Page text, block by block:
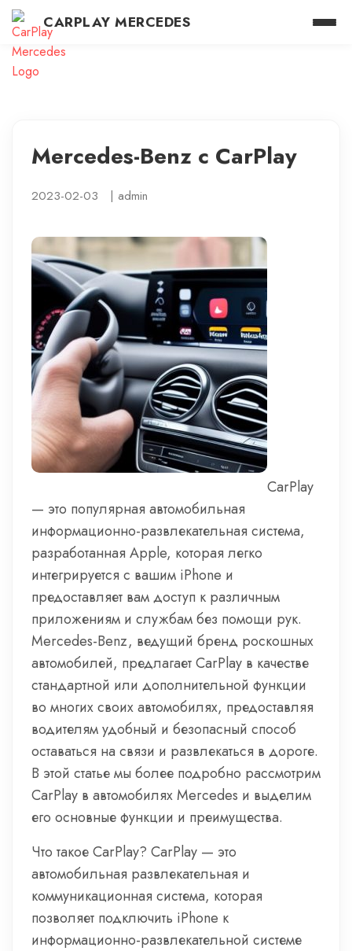
CARPLAY MERCEDES
Mercedes-Benz с CarPlay
2023-02-03 | admin
CarPlay
— это популярная автомобильная
информационно-развлекательная система,
разработанная Apple, которая легко
интегрируется с вашим iPhone и
предоставляет вам доступ к различным
приложениям и службам без помощи рук.
Mercedes-Benz, ведущий бренд роскошных
автомобилей, предлагает CarPlay в качестве
стандартной или дополнительной функции
во многих своих автомобилях, предоставляя
водителям удобный и безопасный способ
оставаться на связи и развлекаться в дороге.
В этой статье мы более подробно рассмотрим
CarPlay в автомобилях Mercedes и выделим
его основные функции и преимущества.
Что такое CarPlay? CarPlay — это
автомобильная развлекательная и
коммуникационная система, которая
позволяет подключить iPhone к
информационно-развлекательной системе